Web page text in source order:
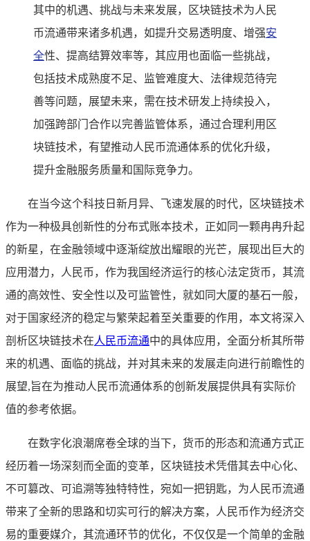
其中的机遇、挑战与未来发展，区块链技术为人民
币流通带来诸多机遇，如提升交易透明度、增强安
全性、提高结算效率等，其应用也面临一些挑战，
包括技术成熟度不足、监管难度大、法律规范待完
善等问题，展望未来，需在技术研发上持续投入，
加强跨部门合作以完善监管体系，通过合理利用区
块链技术，有望推动人民币流通体系的优化升级，
提升金融服务质量和国际竞争力。
在当今这个科技日新月异、飞速发展的时代，区块链技术
作为一种极具创新性的分布式账本技术，正如同一颗冉冉升起
的新星，在金融领域中逐渐绽放出耀眼的光芒，展现出巨大的
应用潜力，人民币，作为我国经济运行的核心法定货币，其流
通的高效性、安全性以及可监管性，就如同大厦的基石一般，
对于国家经济的稳定与繁荣起着至关重要的作用，本文将深入
剖析区块链技术在人民币流通中的具体应用，全面分析其所带
来的机遇、面临的挑战，并对其未来的发展走向进行前瞻性的
展望,旨在为推动人民币流通体系的创新发展提供具有实际价
值的参考依据。
在数字化浪潮席卷全球的当下，货币的形态和流通方式正
经历着一场深刻而全面的变革，区块链技术凭借其去中心化、
不可篡改、可追溯等独特特性，宛如一把钥匙，为人民币流通
带来了全新的思路和切实可行的解决方案，人民币作为经济交
易的重要媒介，其流通环节的优化，不仅仅是一个简单的金融